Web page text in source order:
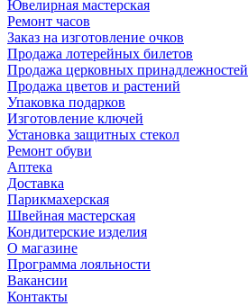
Ювелирная мастерская
Ремонт часов
Заказ на изготовление очков
Продажа лотерейных билетов
Продажа церковных принадлежностей
Продажа цветов и растений
Упаковка подарков
Изготовление ключей
Установка защитных стекол
Ремонт обуви
Аптека
Доставка
Парикмахерская
Швейная мастерская
Кондитерские изделия
О магазине
Программа лояльности
Вакансии
Контакты